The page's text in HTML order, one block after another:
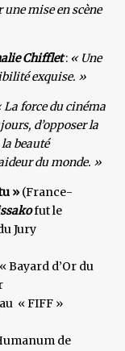
mise en scène
Chifflet: « Une
exquise. »
La force du cinéma
d’opposer la
beauté
du monde. »
» (France-
fut le
Jury
Bayard d’Or du
« FIFF »
de